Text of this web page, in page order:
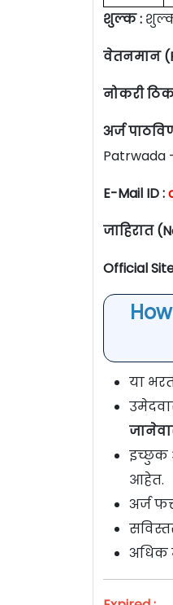
शुल्क :
वेतनमान
नोकरी
अर्ज
Patrwada
E-Mail ID :
जाहिरात
Official
या
इच्छुक
आहेत.
अर्ज
अधिक